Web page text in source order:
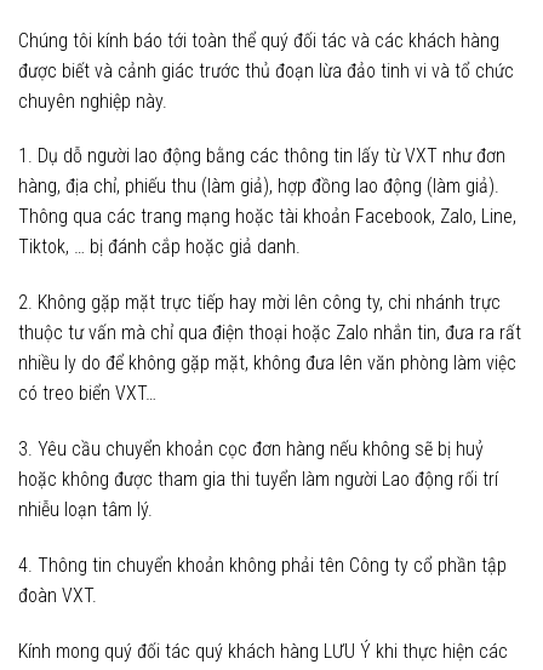
Chúng tôi kính báo tới toàn thể quý đối tác và các khách hàng
được biết và cảnh giác trước thủ đoạn lừa đảo tinh vi và tổ chức
chuyên nghiệp này.
1. Dụ dỗ người lao động bằng các thông tin lấy từ VXT như đơn
hàng, địa chỉ, phiếu thu (làm giả), hợp đồng lao động (làm giả).
Thông qua các trang mạng hoặc tài khoản Facebook, Zalo, Line,
Tiktok, … bị đánh cắp hoặc giả danh.
2. Không gặp mặt trực tiếp hay mời lên công ty, chi nhánh trực
thuộc tư vấn mà chỉ qua điện thoại hoặc Zalo nhắn tin, đưa ra rất
nhiều ly do để không gặp mặt, không đưa lên văn phòng làm việc
có treo biển VXT…
3. Yêu cầu chuyển khoản cọc đơn hàng nếu không sẽ bị huỷ
hoặc không được tham gia thi tuyển làm người Lao động rối trí
nhiễu loạn tâm lý.
4. Thông tin chuyển khoản không phải tên Công ty cổ phần tập
đoàn VXT.
Kính mong quý đối tác quý khách hàng LƯU Ý khi thực hiện các